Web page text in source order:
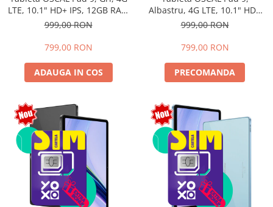
LTE, 10.1" HD+ IPS, 12GB RAM
(4GB + 8GB extensibili),
Dual SIM
999,00 RON
799,00 RON
ADAUGA IN COS
Albastru, 4G LTE, 10.1" HD+
IPS, 12GB RAM (4GB + 8GB
15, 7700mAh, Dual SIM
999,00 RON
799,00 RON
PRECOMANDA